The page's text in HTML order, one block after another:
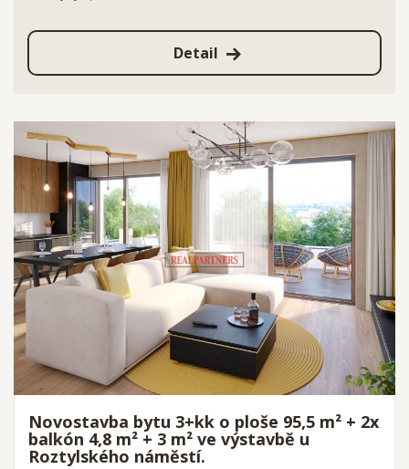
Detail
Novostavba bytu 3+kk o ploše 95,5 m² + 2x
balkón 4,8 m² + 3 m² ve výstavbě u
Roztylského náměstí.